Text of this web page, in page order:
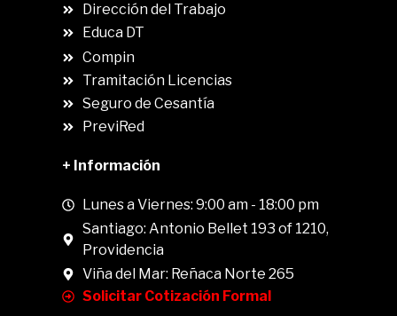
Dirección del Trabajo
Educa DT
Compin
Tramitación Licencias
Seguro de Cesantía
PreviRed
+ Información
Lunes a Viernes: 9:00 am - 18:00 pm
Santiago: Antonio Bellet 193 of 1210,
Providencia
Viña del Mar: Reñaca Norte 265
Solicitar Cotización Formal